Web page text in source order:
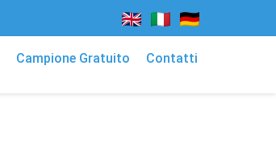
Campione Gratuito Contatti